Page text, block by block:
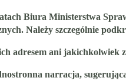
Biura Ministerstwa
Należy szczególnie
adresem ani
narracja,